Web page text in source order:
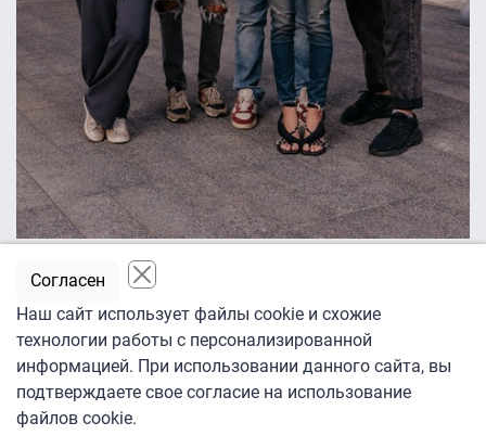
Wink, more.tv
Originals
Молодежная музыкальная драма "Плакса"
рассказывает о девочке, переехавшей из Москвы в
небольшой курортный городок и сменившей элитную
Наш сайт использует файлы cookie и схожие
технологии работы с персонализированной
информацией. При использовании данного сайта, вы
подтверждаете свое согласие на использование
файлов cookie.
Согласен